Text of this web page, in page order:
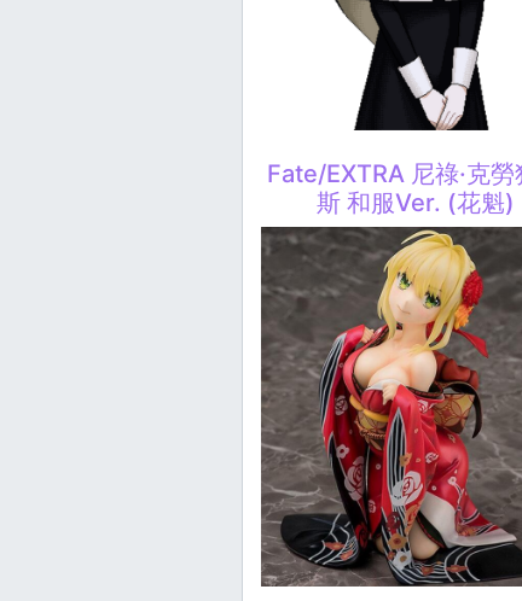
Fate/EXTRA 尼祿·克勞
斯 和服Ver. (花魁)